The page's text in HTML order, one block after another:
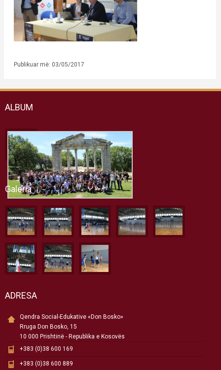
Publikuar më: 03/05/2017
ALBUM
Galeria
ADRESA
Qendra Social-Edukative «Don Bosko»
Rruga Don Bosko, 15
10 000 Prishtinë - Republika e Kosovës
+383 (0)38 600 169
+383 (0)38 600 889